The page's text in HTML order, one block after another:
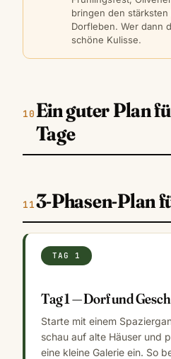
bringen den stärksten
Dorfleben. Wer dann
schöne Kulisse.
Ein guter Plan
Tage
3-Phasen-Plan
TAG 1
Tag 1 — Dorf und
Starte mit einem
schau auf alte Häuser und
eine kleine Galerie ein. So